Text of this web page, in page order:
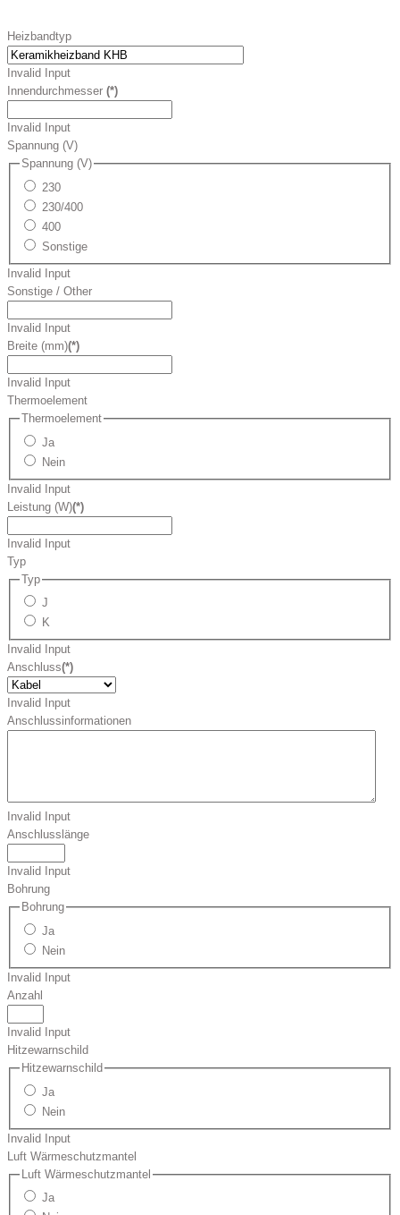
Heizbandtyp
Invalid Input
Innendurchmesser (*)
Invalid Input
Spannung (V)
Spannung (V)
230
230/400
400
Sonstige
Invalid Input
Sonstige / Other
Invalid Input
Breite (mm)(*)
Invalid Input
Thermoelement
Thermoelement
Ja
Nein
Invalid Input
Leistung (W)(*)
Invalid Input
Typ
Typ
J
K
Invalid Input
Anschluss(*)
Invalid Input
Anschlussinformationen
Invalid Input
Anschlusslänge
Invalid Input
Bohrung
Bohrung
Ja
Nein
Invalid Input
Anzahl
Invalid Input
Hitzewarnschild
Hitzewarnschild
Ja
Nein
Invalid Input
Luft Wärmeschutzmantel
Luft Wärmeschutzmantel
Ja